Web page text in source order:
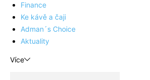
Finance
Ke kávě a čaji
Adman´s Choice
Aktuality
Více